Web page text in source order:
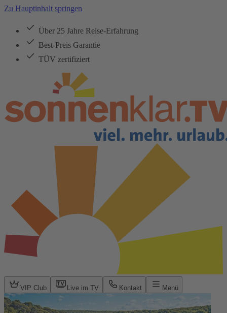
Zu Hauptinhalt springen
Über 25 Jahre Reise-Erfahrung
Best-Preis Garantie
TÜV zertifiziert
VIP Club Live im TV Kontakt Menü